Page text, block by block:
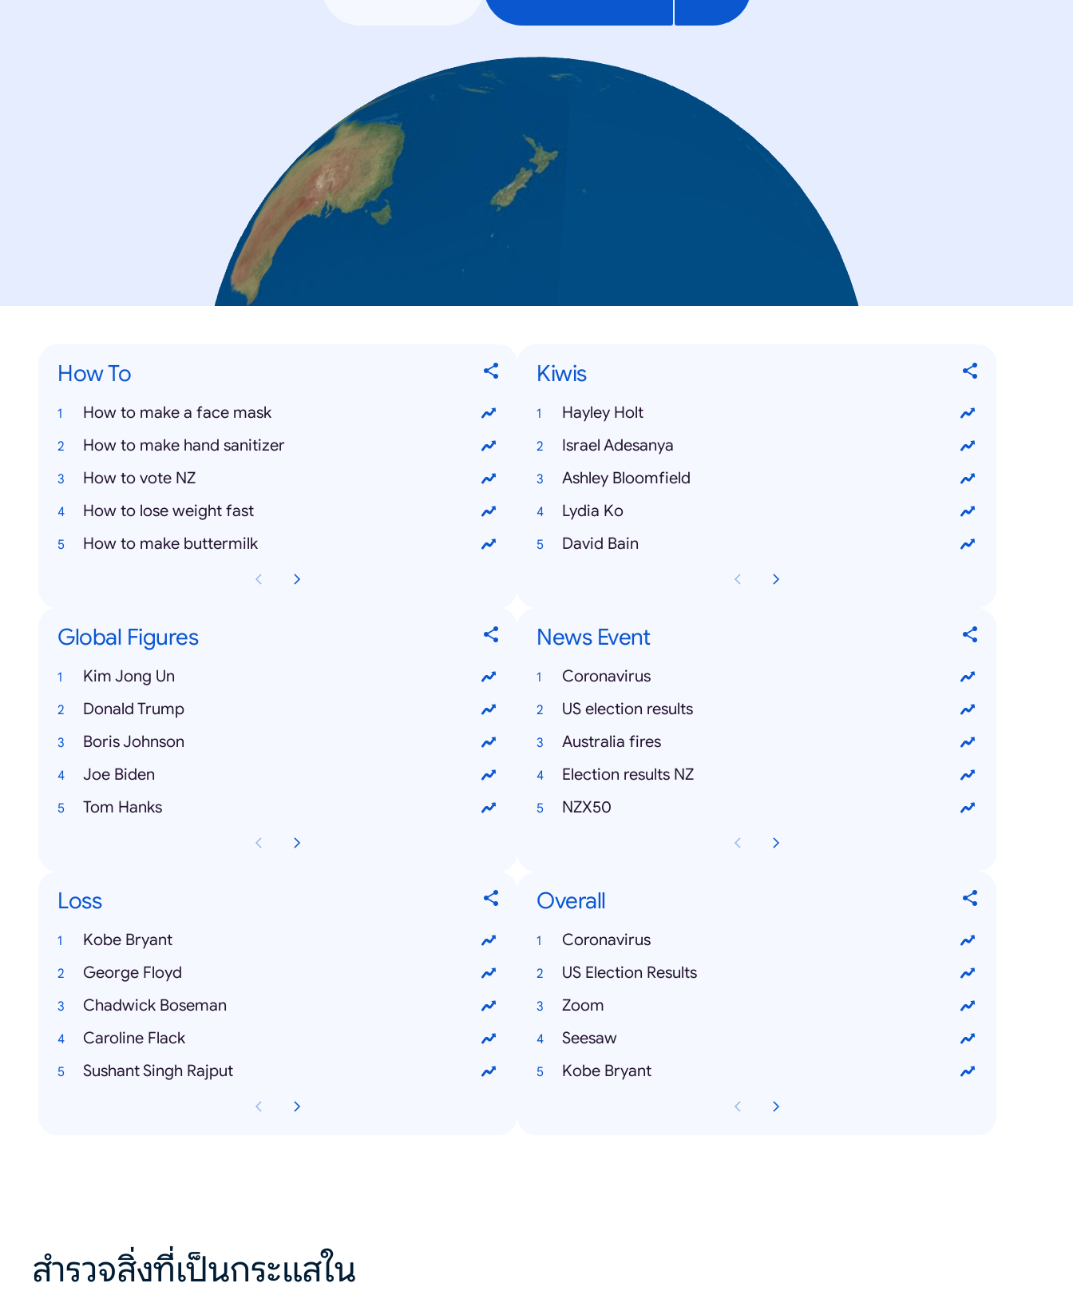
How To
How to make a face mask
How to make hand sanitizer
How to vote NZ
How to lose weight fast
How to make buttermilk
Kiwis
Hayley Holt
Israel Adesanya
Ashley Bloomfield
Lydia Ko
David Bain
Global Figures
Kim Jong Un
Donald Trump
Boris Johnson
Joe Biden
Tom Hanks
News Event
Coronavirus
US election results
Australia fires
Election results NZ
NZX50
Loss
Kobe Bryant
George Floyd
Chadwick Boseman
Caroline Flack
Sushant Singh Rajput
Overall
Coronavirus
US Election Results
Zoom
Seesaw
Kobe Bryant
สำรวจสิ่งที่เป็นกระแสใน